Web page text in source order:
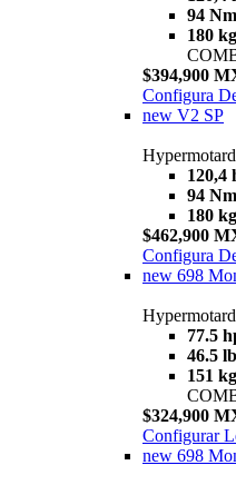
94 Nm
180 kg
$394,900
Configura
new V2 SP
120,4
94 Nm
180 kg
$462,900
Configura
new 698
77.5
46.5
151
$324,900
Configurar
new 698